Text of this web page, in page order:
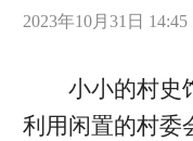
2023年10月31日
小小的村史
利用闲置的村委